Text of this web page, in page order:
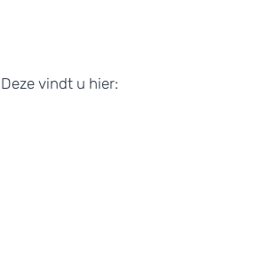
vindt u hier: